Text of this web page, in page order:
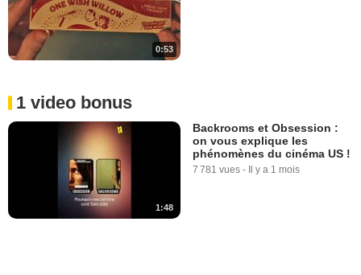
0:53
1 video bonus
1:48
Backrooms et Obsession :
on vous explique les
phénomènes du cinéma US !
7 781 vues - Il y a 1 mois